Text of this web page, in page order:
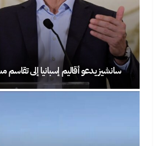
سانشيز يدعو أقاليم إسبانيا إلى